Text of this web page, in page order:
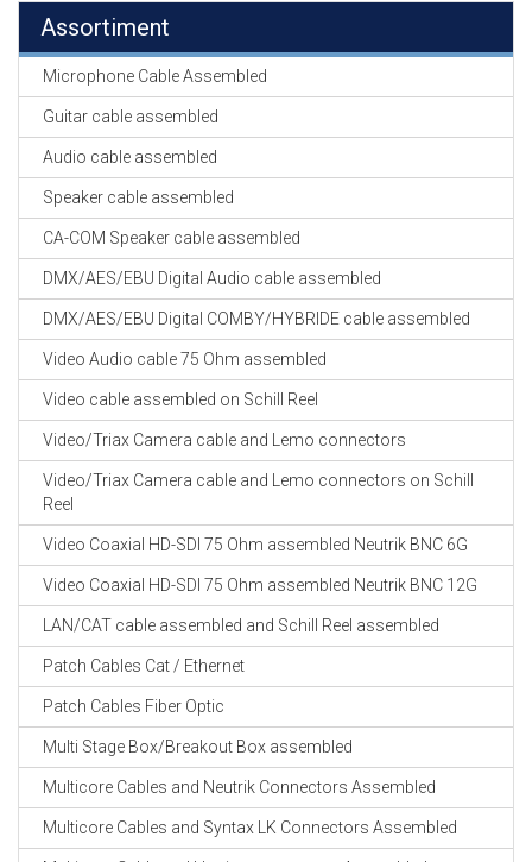
Assortiment
Microphone Cable Assembled
Guitar cable assembled
Audio cable assembled
Speaker cable assembled
CA-COM Speaker cable assembled
DMX/AES/EBU Digital Audio cable assembled
DMX/AES/EBU Digital COMBY/HYBRIDE cable assembled
Video Audio cable 75 Ohm assembled
Video cable assembled on Schill Reel
Video/Triax Camera cable and Lemo connectors
Video/Triax Camera cable and Lemo connectors on Schill
Reel
Video Coaxial HD-SDI 75 Ohm assembled Neutrik BNC 6G
Video Coaxial HD-SDI 75 Ohm assembled Neutrik BNC 12G
LAN/CAT cable assembled and Schill Reel assembled
Patch Cables Cat / Ethernet
Patch Cables Fiber Optic
Multi Stage Box/Breakout Box assembled
Multicore Cables and Neutrik Connectors Assembled
Multicore Cables and Syntax LK Connectors Assembled